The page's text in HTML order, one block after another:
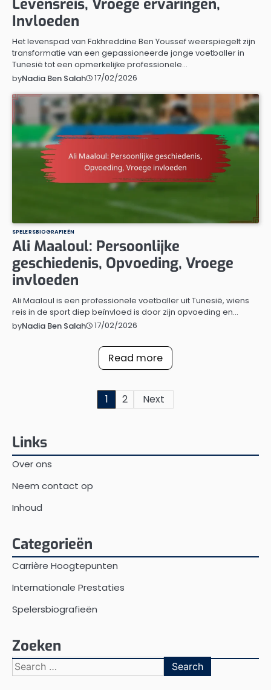
Levensreis, Vroege ervaringen,
Invloeden
Het levenspad van Fakhreddine Ben Youssef weerspiegelt zijn
transformatie van een gepassioneerde jonge voetballer in
Tunesië tot een opmerkelijke professionele…
byNadia Ben Salah 17/02/2026
SPELERSBIOGRAFIEËN
Ali Maaloul: Persoonlijke
geschiedenis, Opvoeding, Vroege
invloeden
Ali Maaloul is een professionele voetballer uit Tunesië, wiens
reis in de sport diep beïnvloed is door zijn opvoeding en…
byNadia Ben Salah 17/02/2026
Read more
1 2 Next
Links
Over ons
Neem contact op
Inhoud
Categorieën
Carrière Hoogtepunten
Internationale Prestaties
Spelersbiografieën
Zoeken
Search
for: